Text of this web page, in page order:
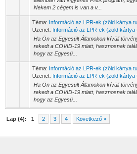
Nekem 2 cégem is van a v...
Téma: Információ az LPR-ek (zöld kártya
Üzenet: Információ az LPR-ek (zöld kártya
Ha Ön az Egyesült Államokon kívüli
rekedt a COVID-19 miatt, hasznosnak
hogy az Egyesü...
Téma: Információ az LPR-ek (zöld kártya
Üzenet: Információ az LPR-ek (zöld kártya
Ha Ön az Egyesült Államokon kívüli
rekedt a COVID-19 miatt, hasznosnak
hogy az Egyesü...
Lap (4): 1 2 3 4 Következő »